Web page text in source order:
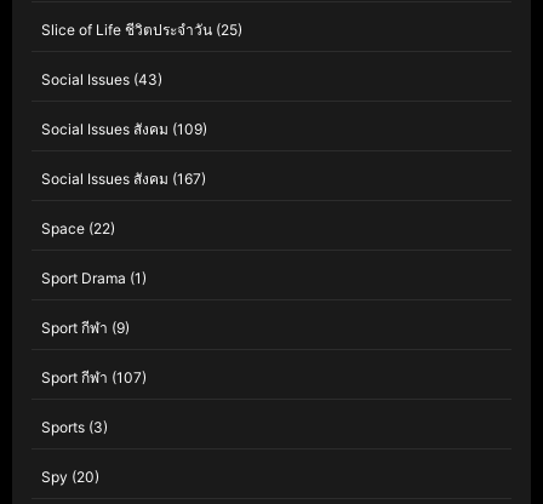
Slice of Life ชีวิตประจำวัน (25)
Social Issues (43)
Social Issues สังคม (109)
Social Issues สังคม (167)
Space (22)
Sport Drama (1)
Sport กีฬา (9)
Sport กีฬา (107)
Sports (3)
Spy (20)